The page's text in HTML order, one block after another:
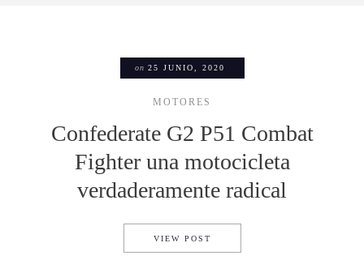
on 25 JUNIO, 2020
MOTORES
Confederate G2 P51 Combat
Fighter una motocicleta
verdaderamente radical
VIEW POST